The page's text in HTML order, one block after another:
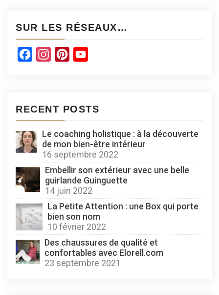
SUR LES RÉSEAUX…
FacebookInstagramPinterest
RECENT POSTS
Le coaching holistique : à la découverte
de mon bien-être intérieur
16 septembre 2022
Embellir son extérieur avec une belle
guirlande Guinguette
14 juin 2022
La Petite Attention : une Box qui porte
bien son nom
10 février 2022
Des chaussures de qualité et
confortables avec Elorell.com
23 septembre 2021